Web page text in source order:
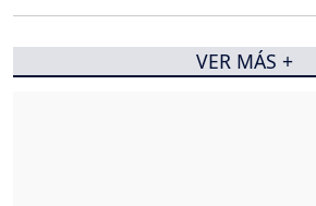
VER MÁS +